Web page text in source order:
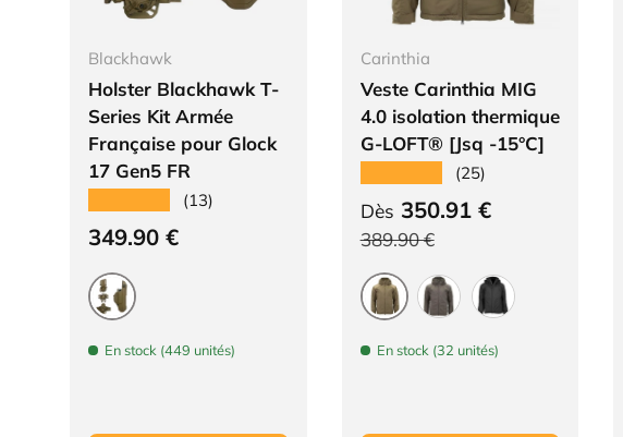
Blackhawk
Holster Blackhawk T-
Series Kit Armée
Française pour Glock
17 Gen5 FR
(13)
Prix habituel
349.90 €
Coyote
En stock (449 unités)
Carinthia
Veste Carinthia MIG
4.0 isolation thermique
G-LOFT® [Jsq -15°C]
(25)
Prix soldé
Dès 350.91 €
Prix habituel
389.90 €
CoyoteVert Noir
En stock (32 unités)